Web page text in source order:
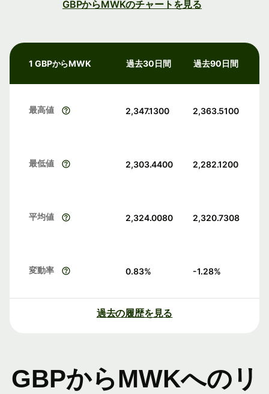
GBPからMWKのチャートを見る
1 GBPからMWK 過去30日間 過去90日間
最高値 2,347.1300 2,363.5100
最低値 2,303.4400 2,282.1200
平均値 2,324.0080 2,320.7308
変動率 0.83% -1.28%
過去の履歴を見る
GBPからMWKへのリ